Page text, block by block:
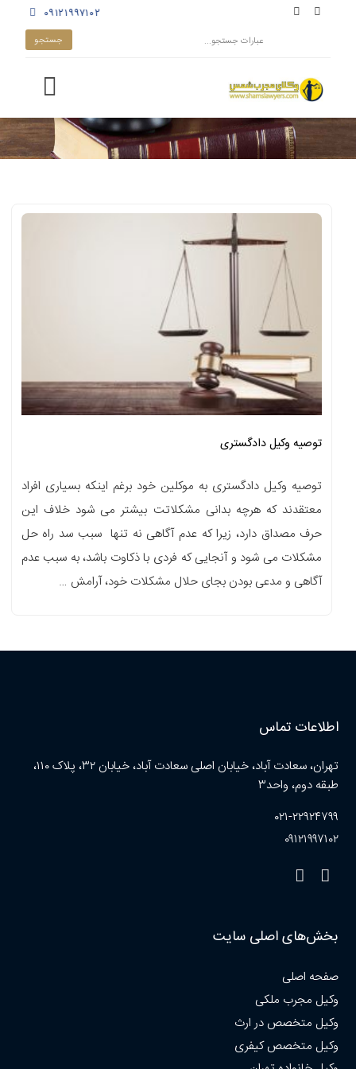
۰۹۱۲۱۹۹۷۱۰۲
توصیه وکیل دادگستری
توصیه وکیل دادگستری به موکلین خود برغم اینکه بسیاری افراد
معتقدند که هرچه بدانی مشکلاتت بیشتر می شود خلاف این
حرف مصداق دارد، زیرا که عدم آگاهی نه تنها سبب سد راه حل
مشکلات می شود و آنجایی که فردی با ذکاوت باشد، به سبب عدم
آگاهی و مدعی بودن بجای حلال مشکلات خود، آرامش …
اطلاعات تماس
تهران، سعادت آباد، خیابان اصلی سعادت آباد، خیابان ۳۲، پلاک ۱۱۰،
طبقه دوم، واحد۳
۰۲۱-۲۲۹۲۴۷۹۹
۰۹۱۲۱۹۹۷۱۰۲
بخش‌های اصلی سایت
صفحه اصلی
وکیل مجرب ملکی
وکیل متخصص در ارث
وکیل متخصص کیفری